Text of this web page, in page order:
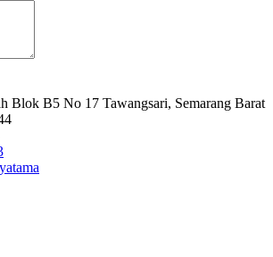
Blok B5 No 17 Tawangsari, Semarang Barat